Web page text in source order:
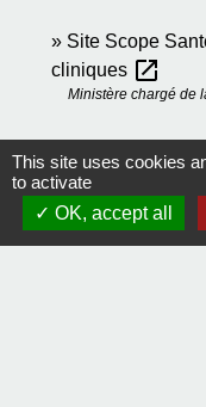
Site Scope
cliniques open_in_new
Ministère chargé de
This site uses cookies
to activate
OK, accept all